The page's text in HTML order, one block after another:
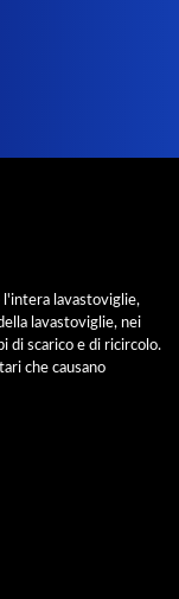
l'intera lavastoviglie,
lavastoviglie, nei
di scarico e di ricircolo.
che causano